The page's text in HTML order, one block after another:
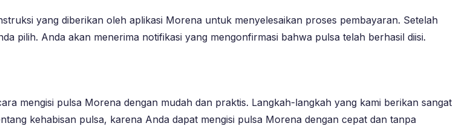
yang diberikan oleh aplikasi Morena untuk menyelesaikan proses pembayaran. Setelah
pilih. Anda akan menerima notifikasi yang mengonfirmasi bahwa pulsa telah berhasil diisi.
mengisi pulsa Morena dengan mudah dan praktis. Langkah-langkah yang kami berikan sangat
kehabisan pulsa, karena Anda dapat mengisi pulsa Morena dengan cepat dan tanpa